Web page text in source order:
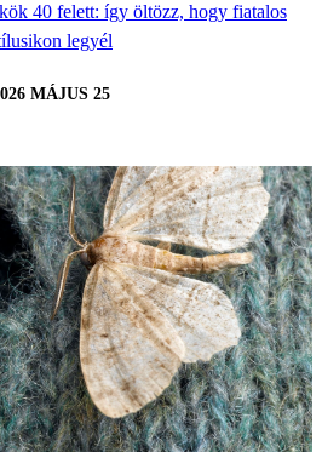
40 felett: így öltözz, hogy fiatalos
legyél
MÁJUS 25